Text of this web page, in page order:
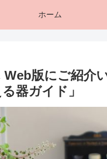
ホーム
Web版にご紹介
器ガイド」